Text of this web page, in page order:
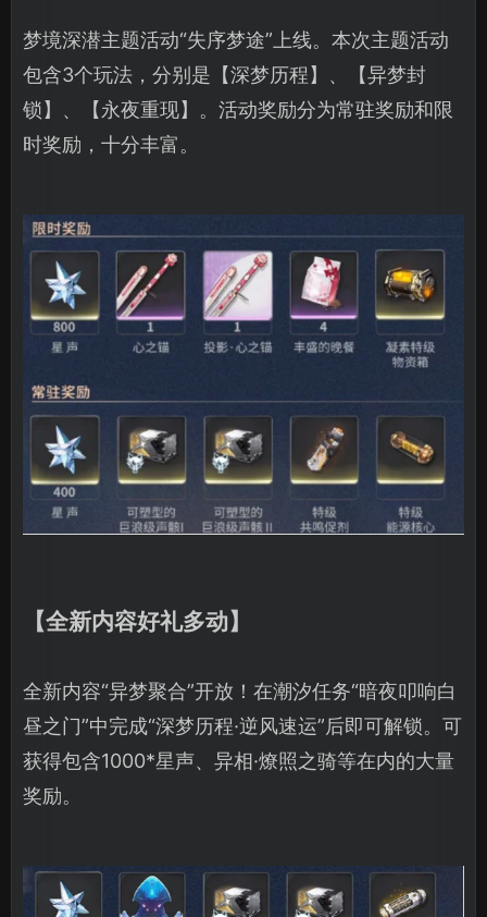
梦境深潜主题活动“失序梦途”上线。本次主题活动
包含3个玩法，分别是【深梦历程】、【异梦封
锁】、【永夜重现】。活动奖励分为常驻奖励和限
时奖励，十分丰富。
【全新内容好礼多动】
全新内容“异梦聚合”开放！在潮汐任务“暗夜叩响白
昼之门”中完成“深梦历程·逆风速运”后即可解锁。可
获得包含1000*星声、异相·燎照之骑等在内的大量
奖励。